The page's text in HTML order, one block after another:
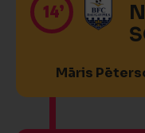
14’
Māris